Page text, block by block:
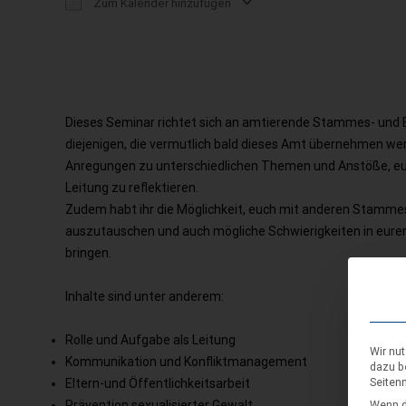
Zum Kalender hinzufügen
Dieses Seminar richtet sich an amtierende Stammes- und
diejenigen, die vermutlich bald dieses Amt übernehmen
Anregungen zu unterschiedlichen Themen und Anstöße,
Leitung zu reflektieren.
Zudem habt ihr die Möglichkeit, euch mit anderen
auszutauschen und auch mögliche Schwierigkeiten in
bringen.
Inhalte sind unter anderem:
Rolle und Aufgabe als Leitung
Kommunikation und Konfliktmanagement
Eltern-und Öffentlichkeitsarbeit
Wir
dazu